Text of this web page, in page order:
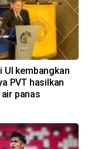
UI kembangkan
PVT hasilkan
panas